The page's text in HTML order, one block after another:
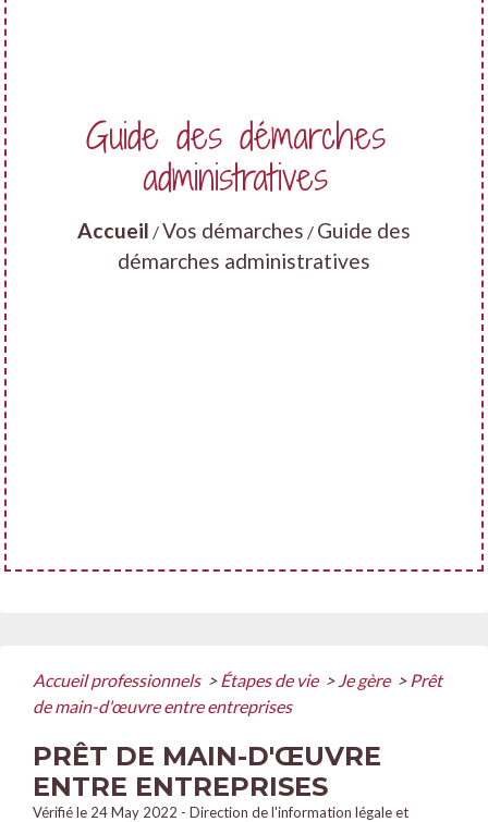
Guide des démarches
administratives
Accueil /Vos démarches / Guide des
démarches administratives
Accueil professionnels > Étapes de vie > Je gère > Prêt
de main-d'œuvre entre entreprises
PRÊT DE MAIN-D'ŒUVRE
ENTRE ENTREPRISES
Vérifié le 24 May 2022 - Direction de l'information légale et